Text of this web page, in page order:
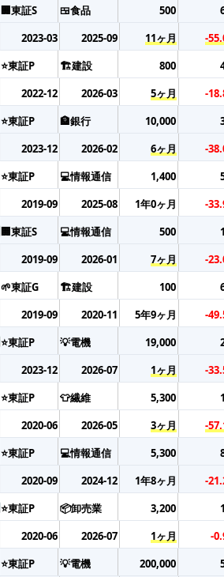
🏢東証S 🍱食品 500
2023-03 2025-09 11ヶ月
-
⭐東証P 🏗️建設 800
2022-12 2026-03 5ヶ月
-
⭐東証P 🏦銀行 10,000
2023-12 2026-02 6ヶ月
-
⭐東証P 💻情報通信 1,400
2019-09 2025-08 1年0ヶ月
-
🏢東証S 💻情報通信 500
2019-09 2026-01 7ヶ月
-
🌱東証G 🏗️建設 100
2019-09 2020-11 5年9ヶ月
-
⭐東証P 💡電機 19,000
2023-12 2026-07 1ヶ月
-
⭐東証P 👕繊維 5,300
2020-06 2026-05 3ヶ月
-
⭐東証P 💻情報通信 5,300
2020-09 2024-12 1年8ヶ月
-
⭐東証P 📦卸売業 3,200
2020-06 2026-07 1ヶ月
-
⭐東証P 💡電機 200,000